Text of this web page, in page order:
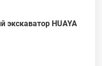
экскаватор HUAYA